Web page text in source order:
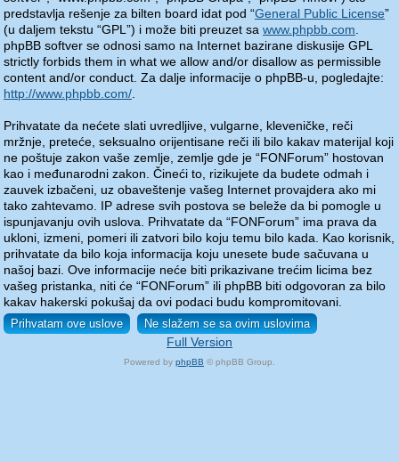
predstavlja rešenje za bilten board idat pod “General Public License”
(u daljem tekstu “GPL”) i može biti preuzet sa www.phpbb.com
phpBB softver se odnosi samo na Internet bazirane diskusije GPL
strictly forbids them in what we allow and/or disallow as permissible
content and/or conduct. Za dalje informacije o phpBB-u, pogledajte:
http://www.phpbb.com/
Prihvatate da nećete slati uvredljive, vulgarne, kleveničke, reči
mržnje, preteće, seksualno orijentisane reči ili bilo kakav materijal koji
ne poštuje zakon vaše zemlje, zemlje gde je “FONForum” hostovan
kao i međunarodni zakon. Čineći to, rizikujete da budete odmah i
zauvek izbačeni, uz obaveštenje vašeg Internet provajdera ako mi
tako zahtevamo. IP adrese svih postova se beleže da bi pomogle u
ispunjavanju ovih uslova. Prihvatate da “FONForum” ima prava da
ukloni, izmeni, pomeri ili zatvori bilo koju temu bilo kada. Kao korisnik,
prihvatate da bilo koja informacija koju unesete bude sačuvana u
našoj bazi. Ove informacije neće biti prikazivane trećim licima bez
vašeg pristanka, niti će “FONForum” ili phpBB biti odgovoran za bilo
kakav hakerski pokušaj da ovi podaci budu kompromitovani.
Full Version
Powered by phpBB © phpBB Group.